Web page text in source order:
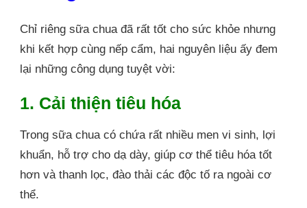
Chỉ riêng sữa chua đã rất tốt cho sức khỏe nhưng
khi kết hợp cùng nếp cẩm, hai nguyên liệu ấy đem
lại những công dụng tuyệt vời:
1. Cải thiện tiêu hóa
Trong sữa chua có chứa rất nhiều men vi sinh, lợi
khuẩn, hỗ trợ cho dạ dày, giúp cơ thể tiêu hóa tốt
hơn và thanh lọc, đào thải các độc tố ra ngoài cơ
thể.